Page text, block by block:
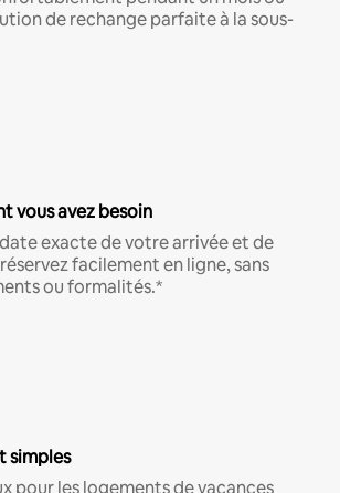
de rechange parfaite à la sous-
vous avez besoin
exacte de votre arrivée et de
facilement en ligne, sans
ou formalités.*
simples
pour les logements de vacances